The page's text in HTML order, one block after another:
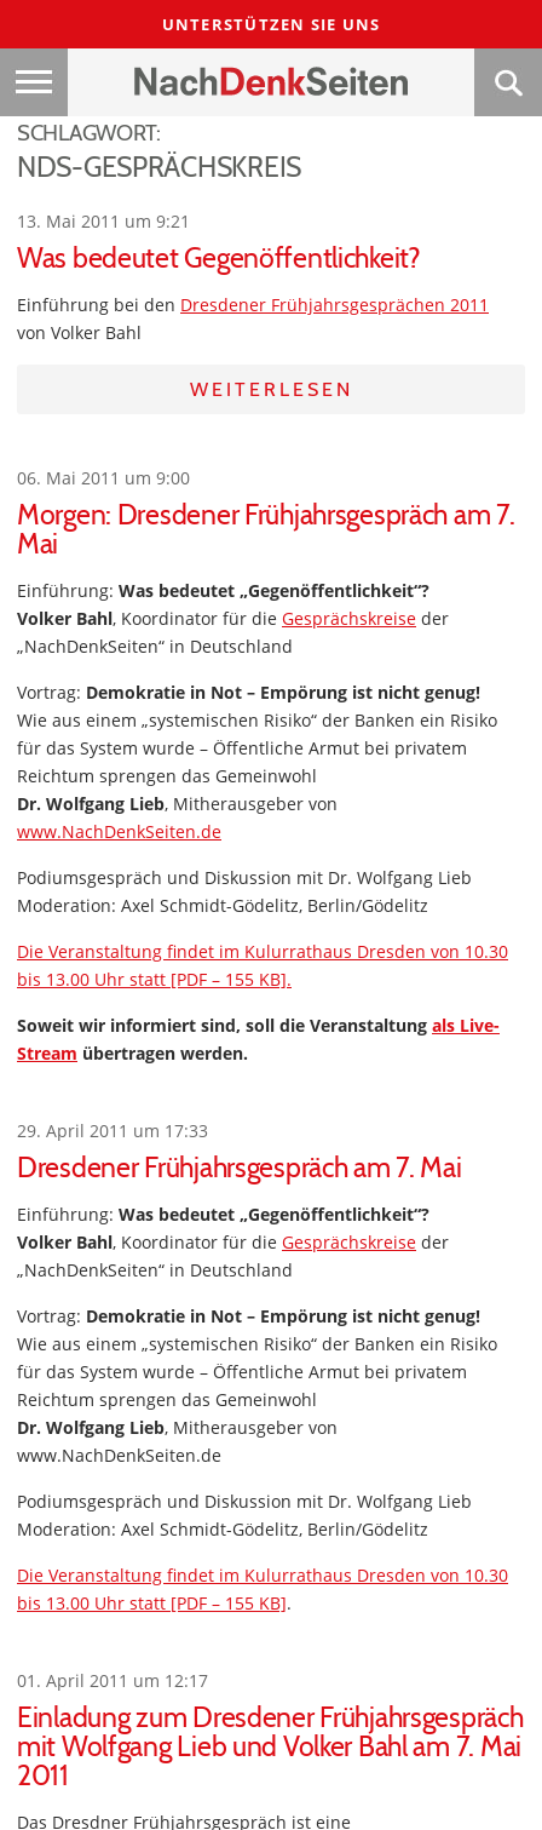
UNTERSTÜTZEN SIE UNS
SCHLAGWORT:
NDS-GESPRÄCHSKREIS
13. Mai 2011 um 9:21
Was bedeutet Gegenöffentlichkeit?
Einführung bei den Dresdener Frühjahrsgesprächen 2011
von Volker Bahl
WEITERLESEN
06. Mai 2011 um 9:00
Morgen: Dresdener Frühjahrsgespräch am 7.
Mai
Einführung: Was bedeutet „Gegenöffentlichkeit“?
Volker Bahl, Koordinator für die Gesprächskreise der
„NachDenkSeiten“ in Deutschland
Vortrag: Demokratie in Not – Empörung ist nicht genug!
Wie aus einem „systemischen Risiko“ der Banken ein Risiko
für das System wurde – Öffentliche Armut bei privatem
Reichtum sprengen das Gemeinwohl
Dr. Wolfgang Lieb, Mitherausgeber von
www.NachDenkSeiten.de
Podiumsgespräch und Diskussion mit Dr. Wolfgang Lieb
Moderation: Axel Schmidt-Gödelitz, Berlin/Gödelitz
Die Veranstaltung findet im Kulurrathaus Dresden von 10.30
bis 13.00 Uhr statt [PDF – 155 KB].
Soweit wir informiert sind, soll die Veranstaltung als Live-
Stream übertragen werden.
29. April 2011 um 17:33
Dresdener Frühjahrsgespräch am 7. Mai
Einführung: Was bedeutet „Gegenöffentlichkeit“?
Volker Bahl, Koordinator für die Gesprächskreise der
„NachDenkSeiten“ in Deutschland
Vortrag: Demokratie in Not – Empörung ist nicht genug!
Wie aus einem „systemischen Risiko“ der Banken ein Risiko
für das System wurde – Öffentliche Armut bei privatem
Reichtum sprengen das Gemeinwohl
Dr. Wolfgang Lieb, Mitherausgeber von
www.NachDenkSeiten.de
Podiumsgespräch und Diskussion mit Dr. Wolfgang Lieb
Moderation: Axel Schmidt-Gödelitz, Berlin/Gödelitz
Die Veranstaltung findet im Kulurrathaus Dresden von 10.30
bis 13.00 Uhr statt [PDF – 155 KB].
01. April 2011 um 12:17
Einladung zum Dresdener Frühjahrsgespräch
mit Wolfgang Lieb und Volker Bahl am 7. Mai
2011
Das Dresdner Frühjahrsgespräch ist eine